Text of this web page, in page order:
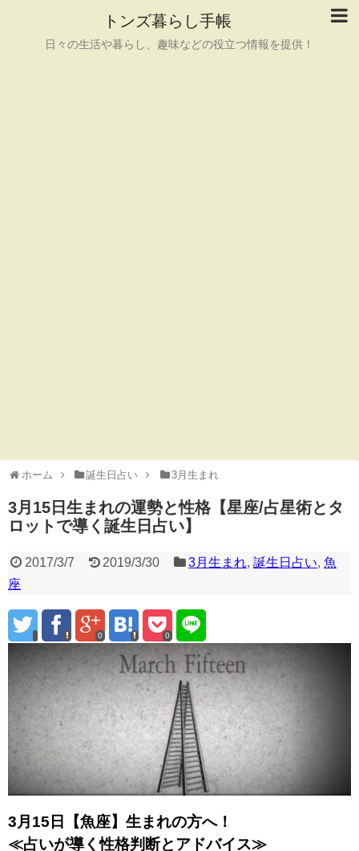
トンズ暮らし手帳
日々の生活や暮らし、趣味などの役立つ情報を提供！
ホーム 誕生日占い 3月生まれ
3月15日生まれの運勢と性格【星座/占星術とタ
ロットで導く誕生日占い】
2017/3/7 2019/3/30 3月生まれ,誕生日占い,魚
座
0 0
3月15日【魚座】生まれの方へ！
≪占いが導く性格判断とアドバイス≫